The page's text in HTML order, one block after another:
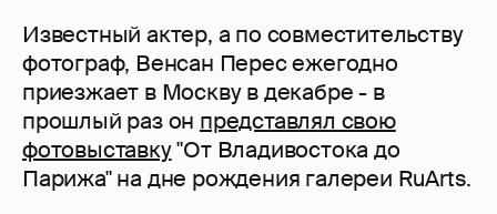
Известный актер, а по совместительству
фотограф, Венсан Перес ежегодно
приезжает в Москву в декабре - в
прошлый раз он представлял свою
фотовыставку"От Владивостока до
Парижа" на дне рождения галереи RuArts.